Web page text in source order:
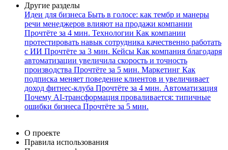
Другие разделы
Идеи для бизнеса Быть в голосе: как тембр и манеры
речи менеджеров влияют на продажи компании
Прочтёте за 4 мин. Технологии Как компании
протестировать навык сотрудника качественно работать
с ИИ Прочтёте за 3 мин. Кейсы Как компания благодаря
автоматизации увеличила скорость и точность
производства Прочтёте за 5 мин. Маркетинг Как
подписка меняет поведение клиентов и увеличивает
доход фитнес-клуба Прочтёте за 4 мин. Автоматизация
Почему AI-трансформация проваливается: типичные
ошибки бизнеса Прочтёте за 5 мин.
О проекте
Правила использования